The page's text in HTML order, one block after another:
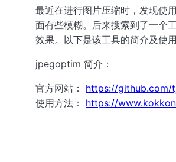
最近在进行图片压缩时，发现使
面有些模糊。后来搜索到了一个
效果。以下是该工具的简介及使用
jpegoptim 简介：
官方网站： https://github.com/
使用方法： https://